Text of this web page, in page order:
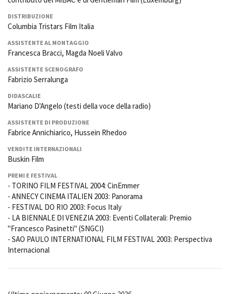
DISTRIBUZIONE
Columbia Tristars Film Italia
ASSISTENTE AL MONTAGGIO
Francesca Bracci, Magda Noeli Valvo
ASSISTENTE SCENOGRAFO
Fabrizio Serralunga
DIDASCALIE
Mariano D'Angelo (testi della voce della radio)
ASSISTENTE DI PRODUZIONE
Fabrice Annichiarico, Hussein Rhedoo
VENDITE INTERNAZIONALI
Buskin Film
PREMI E FESTIVAL
- TORINO FILM FESTIVAL 2004: CinEmmer
- ANNECY CINEMA ITALIEN 2003: Panorama
- FESTIVAL DO RIO 2003: Focus Italy
- LA BIENNALE DI VENEZIA 2003: Eventi Collaterali: Premio
"Francesco Pasinetti" (SNGCI)
- SAO PAULO INTERNATIONAL FILM FESTIVAL 2003: Perspectiva
Internacional